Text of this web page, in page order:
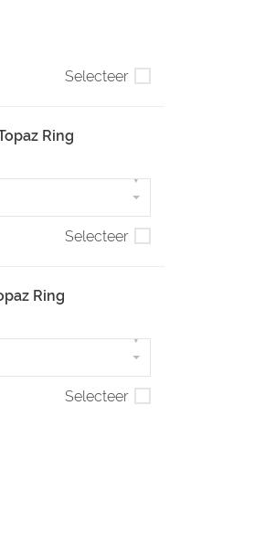
Selecteer
Ring
▾
Selecteer
Ring
▾
Selecteer